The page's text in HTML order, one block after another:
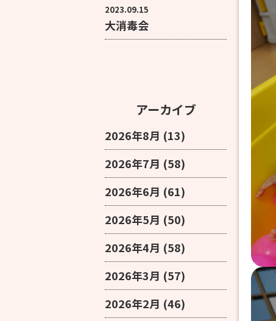
2023.09.15
大消毒会
アーカイブ
2026年8月 (13)
2026年7月 (58)
2026年6月 (61)
2026年5月 (50)
2026年4月 (58)
2026年3月 (57)
2026年2月 (46)